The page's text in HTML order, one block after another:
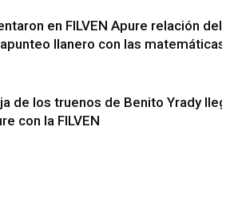
en FILVEN Apure relación del
llanero con las matemáticas
de los truenos de Benito Yrady
con la FILVEN